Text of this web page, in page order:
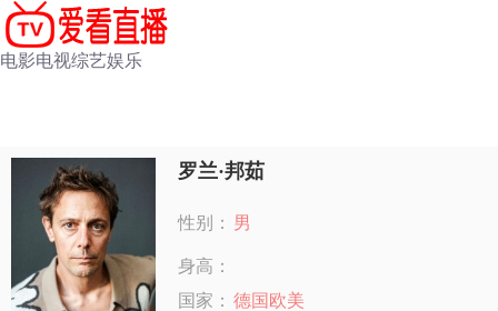
电影电视综艺娱乐
罗兰·邦茹
性别： 男
身高：
国家： 德国欧美